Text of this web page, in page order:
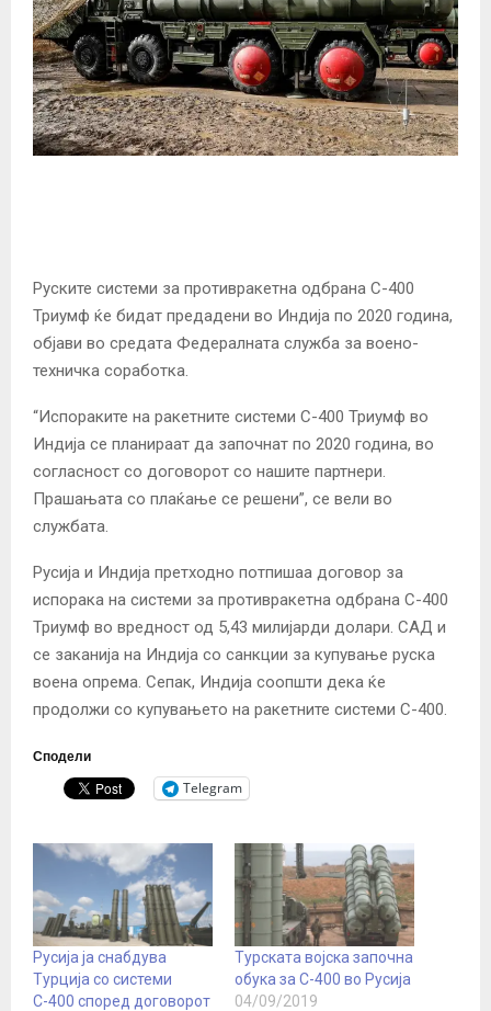
Руските системи за противракетна одбрана С-400
Триумф ќе бидат предадени во Индија по 2020 година,
објави во средата Федералната служба за воено-
техничка соработка.
“Испораките на ракетните системи С-400 Триумф во
Индија се планираат да започнат по 2020 година, во
согласност со договорот со нашите партнери.
Прашањата со плаќање се решени”, се вели во
службата.
Русија и Индија претходно потпишаа договор за
испорака на системи за противракетна одбрана С-400
Триумф во вредност од 5,43 милијарди долари. САД и
се заканија на Индија со санкции за купување руска
воена опрема. Сепак, Индија соопшти дека ќе
продолжи со купувањето на ракетните системи С-400.
Сподели
Telegram
Русија ја снабдува
Турција со системи
С-400 според договорот
Турската војска започна
обука за С-400 во Русија
04/09/2019